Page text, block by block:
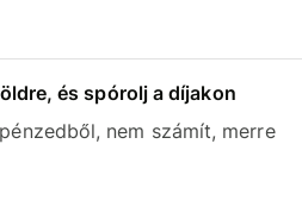
és spórolj a díjakon
nem számít, merre